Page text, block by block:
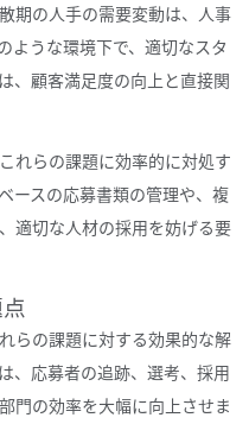
期の人手の需要変動は、人事
ような環境下で、適切なスタ
、顧客満足度の向上と直接関
れらの課題に効率的に対処す
ースの応募書類の管理や、複
適切な人材の採用を妨げる要
らの課題に対する効果的な解
、応募者の追跡、選考、採用
門の効率を大幅に向上させま